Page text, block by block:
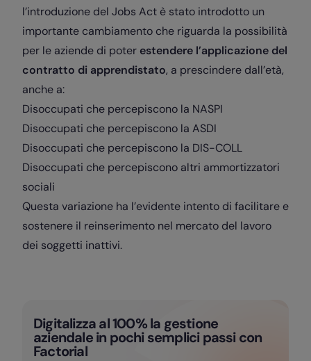
l’introduzione del Jobs Act è stato introdotto un
importante cambiamento che riguarda la possibilità
per le aziende di poter estendere l’applicazione del
contratto di apprendistato, a prescindere dall’età,
anche a:
Disoccupati che percepiscono la NASPI
Disoccupati che percepiscono la ASDI
Disoccupati che percepiscono la DIS-COLL
Disoccupati che percepiscono altri ammortizzatori
sociali
Questa variazione ha l’evidente intento di facilitare e
sostenere il reinserimento nel mercato del lavoro
dei soggetti inattivi.
Digitalizza al 100% la gestione
aziendale in pochi semplici passi con
Factorial